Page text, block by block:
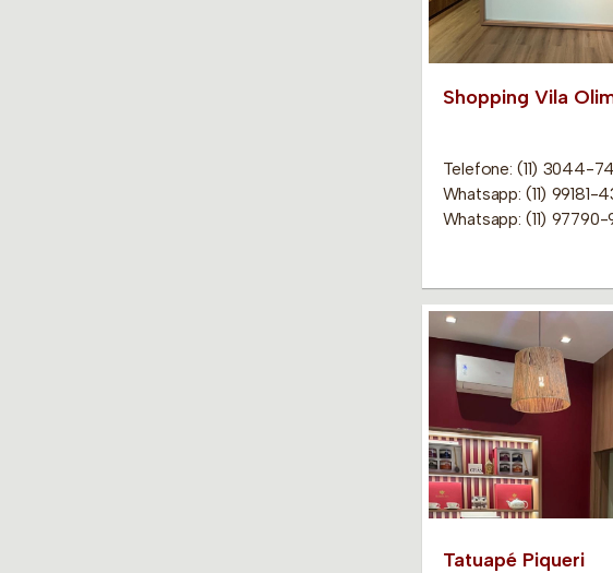
Shopping Vila
Telefone: (11) 3044-
Whatsapp: (11) 99181-
Whatsapp: (11)
Tatuapé Piqueri